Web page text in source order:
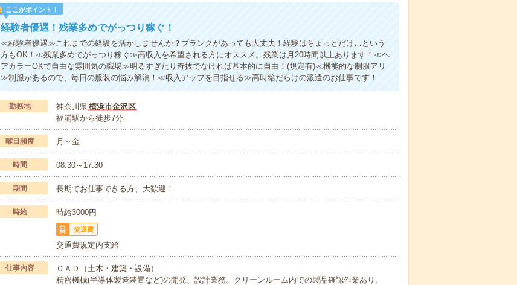
ここがポイント！
経験者優遇！残業多めでがっつり稼ぐ！
≪経験者優遇≫これまでの経験を活かしませんか？ブランクがあっても大丈夫！経験はちょっとだけ…という
方もOK！≪残業多めでがっつり稼ぐ≫高収入を希望される方にオススメ。残業は月20時間以上あります！≪ヘ
アカラーOKで自由な雰囲気の職場≫明るすぎたり奇抜でなければ基本的に自由！(規定有)≪機能的な制服アリ
≫制服があるので、毎日の服装の悩み解消！≪収入アップを目指せる≫高時給だらけの派遣のお仕事です！
勤務地 神奈川県 横浜市金沢区
福浦駅から徒歩7分
曜日頻度 月～金
時間 08:30～17:30
期間 長期でお仕事できる方、大歓迎！
時給 時給3000円
交通費
交通費規定内支給
仕事内容
ＣＡＤ（土木・建築・設備）
精密機械(半導体製造装置など)の開発、設計業務。クリーンルーム内での製品確認作業あり。